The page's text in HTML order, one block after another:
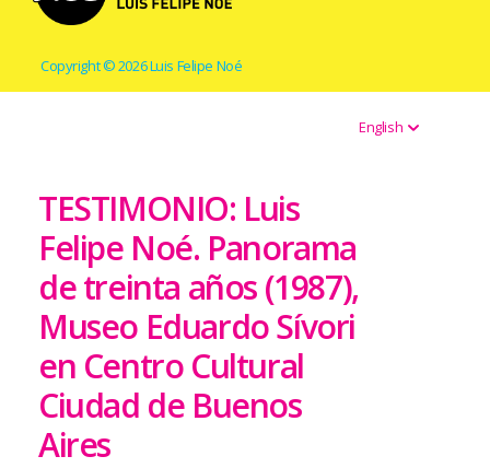
Copyright © 2026 Luis Felipe Noé
English
TESTIMONIO: Luis
Felipe Noé. Panorama
de treinta años (1987),
Museo Eduardo Sívori
en Centro Cultural
Ciudad de Buenos
Aires